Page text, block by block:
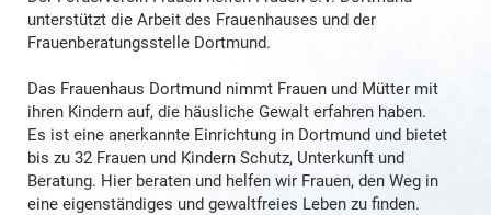
unterstützt die Arbeit des Frauenhauses und der
Frauenberatungsstelle Dortmund.
Das Frauenhaus Dortmund nimmt Frauen und Mütter mit
ihren Kindern auf, die häusliche Gewalt erfahren haben.
Es ist eine anerkannte Einrichtung in Dortmund und bietet
bis zu 32 Frauen und Kindern Schutz, Unterkunft und
Beratung. Hier beraten und helfen wir Frauen, den Weg in
eine eigenständiges und gewaltfreies Leben zu finden.